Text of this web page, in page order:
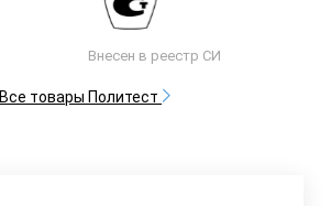
Внесен в реестр СИ
Все товары Политест